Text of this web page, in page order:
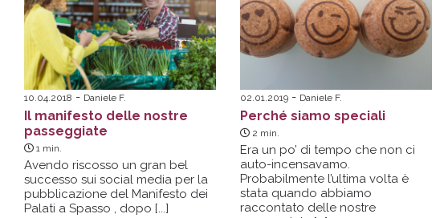
10.04.2018 Daniele F.
Il manifesto delle nostre
passeggiate
1 min.
Avendo riscosso un gran bel
successo sui social media per la
pubblicazione del Manifesto dei
Palati a Spasso , dopo [...]
02.01.2019 Daniele F.
Perché siamo speciali
2 min.
Era un po’ di tempo che non ci
auto-incensavamo.
Probabilmente l’ultima volta è
stata quando abbiamo
raccontato delle nostre